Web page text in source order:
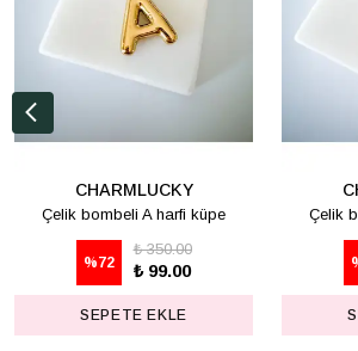
CHARMLUCKY
Çelik bombeli A harfi küpe
%72
₺ 350.00
₺ 99.00
SEPETE EKLE
Çelik